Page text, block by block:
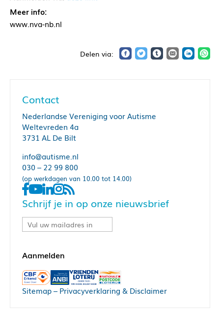
Meer info:
www.nva-nb.nl
Contact
Nederlandse Vereniging voor Autisme
Weltevreden 4a
3731 AL De Bilt
info@autisme.nl
030 – 22 99 800
(op werkdagen van 10.00 tot 14.00)
Schrijf je in op onze nieuwsbrief
Sitemap– Privacyverklaring & Disclaimer